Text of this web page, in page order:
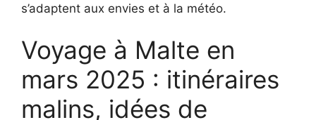
s’adaptent aux envies et à la météo.
Voyage à Malte en
mars 2025 : itinéraires
malins, idées de